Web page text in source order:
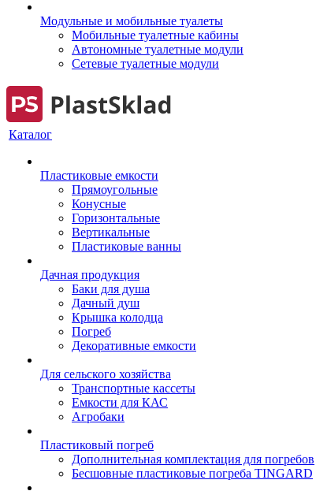
Модульные и мобильные туалеты
Мобильные туалетные кабины
Автономные туалетные модули
Сетевые туалетные модули
Каталог
Пластиковые емкости
Прямоугольные
Конусные
Горизонтальные
Вертикальные
Пластиковые ванны
Дачная продукция
Баки для душа
Дачный душ
Крышка колодца
Погреб
Декоративные емкости
Для сельского хозяйства
Транспортные кассеты
Емкости для КАС
Агробаки
Пластиковый погреб
Дополнительная комплектация для погребов
Бесшовные пластиковые погреба TINGARD